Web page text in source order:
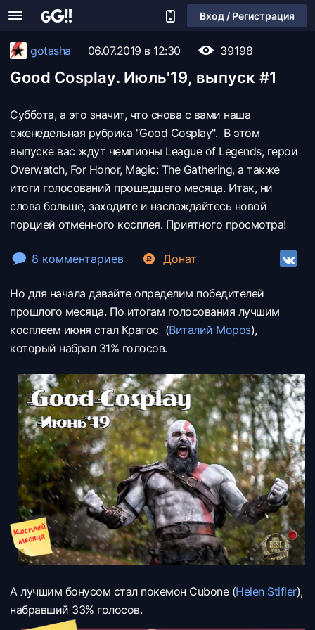
Вход / Регистрация
gotasha 06.07.2019 в 12:30 39198
Good Cosplay. Июль'19, выпуск #1
Суббота, а это значит, что снова с вами наша
еженедельная рубрика "Good Cosplay". В этом
выпуске вас ждут чемпионы League of Legends, герои
Overwatch, For Honor, Magic: The Gathering, а также
итоги голосований прошедшего месяца. Итак, ни
слова больше, заходите и наслаждайтесь новой
порцией отменного косплея. Приятного просмотра!
8 комментариев Донат
Но для начала давайте определим победителей
прошлого месяца. По итогам голосования лучшим
косплеем июня стал Кратос (Виталий Мороз),
который набрал 31% голосов.
А лучшим бонусом стал покемон Cubone (Helen Stifler),
набравший 33% голосов.